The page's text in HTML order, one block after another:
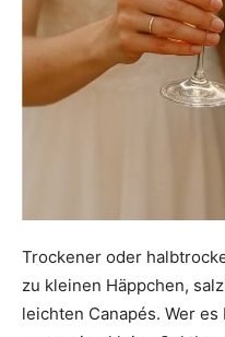
Trockener oder
zu kleinen Häppchen,
leichten Canapés. Wer